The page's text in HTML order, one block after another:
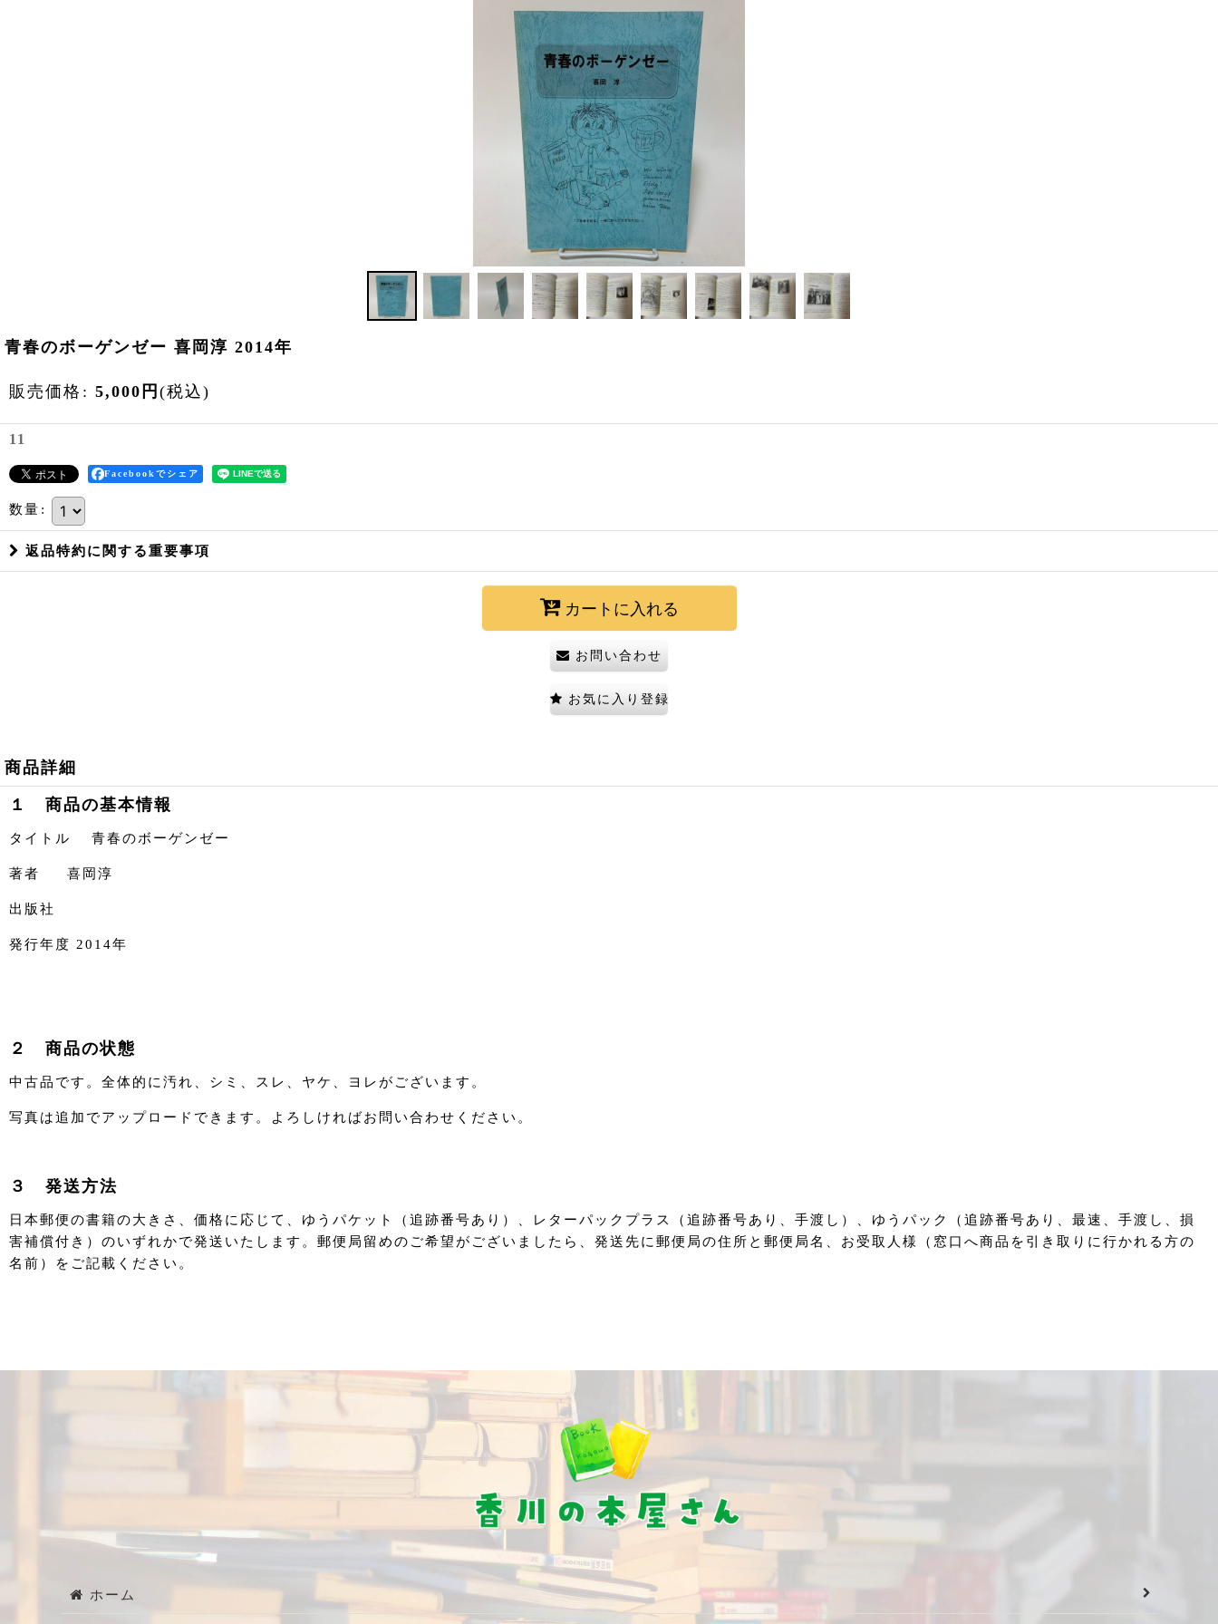
青春のボーゲンゼー 喜岡淳 2014年
販売価格 : 5,000 円 (税込)
11
Facebookでシェア
数量 :
返品特約に関する重要事項
カートに入れる
お問い合わせ
お気に入り登録
商品詳細
１ 商品の基本情報
タイトル 青春のボーゲンゼー
著者 喜岡淳
出版社
発行年度 2014年
２ 商品の状態
中古品です。全体的に汚れ、シミ、スレ、ヤケ、ヨレがございます。
写真は追加でアップロードできます。よろしければお問い合わせください。
３ 発送方法
日本郵便の書籍の大きさ、価格に応じて、ゆうパケット（追跡番号あり）、レターパックプラス（追跡番号あり、手渡し）、ゆうパック（追跡番号あり、最速、手渡し、損
害補償付き）のいずれかで発送いたします。郵便局留めのご希望がございましたら、発送先に郵便局の住所と郵便局名、お受取人様（窓口へ商品を引き取りに行かれる方の
名前）をご記載ください。
ホーム